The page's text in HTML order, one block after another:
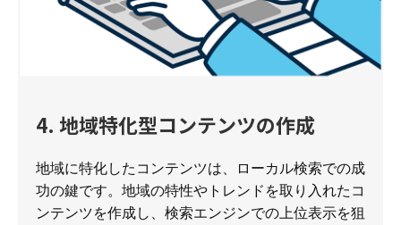
4. 地域特化型コンテンツの作成
地域に特化したコンテンツは、ローカル検索での成
功の鍵です。地域の特性やトレンドを取り入れたコ
ンテンツを作成し、検索エンジンでの上位表示を狙